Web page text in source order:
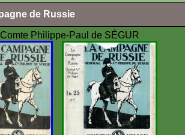
de Russie
Philippe-Paul de SÉGUR